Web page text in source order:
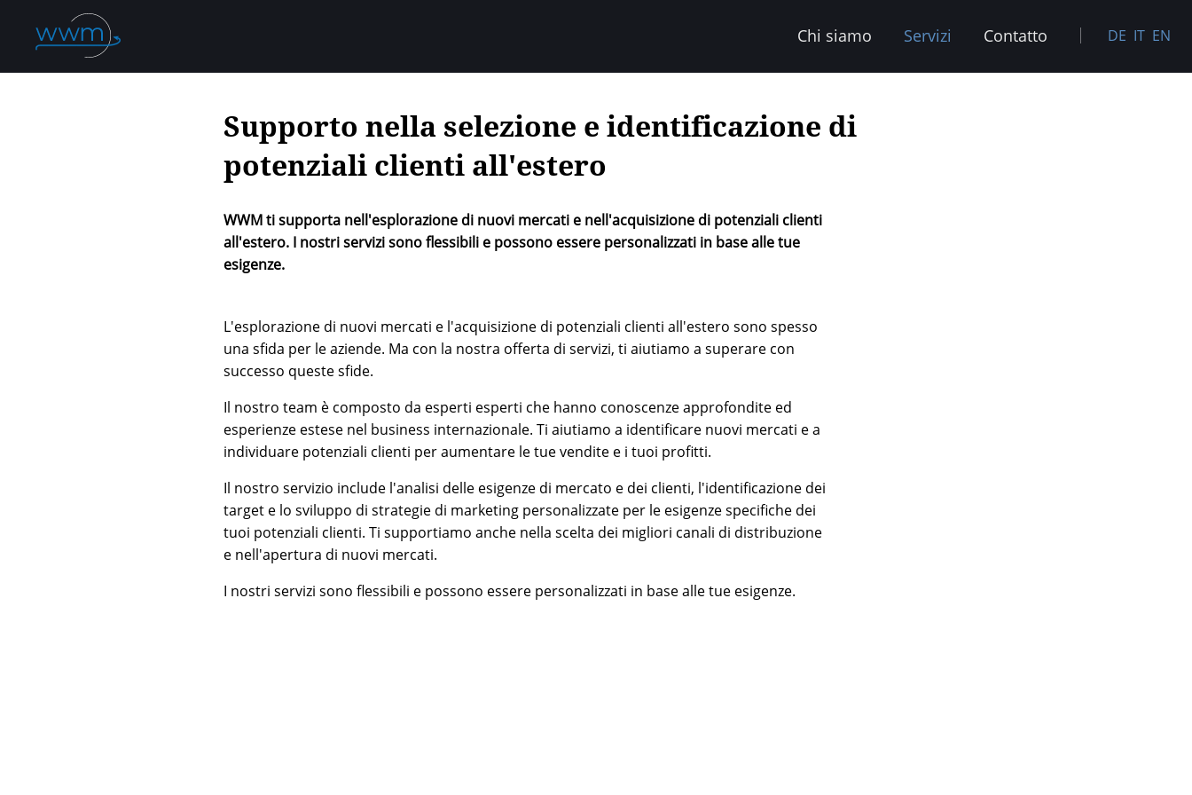
Chi siamo Servizi Contatto DE IT EN
Supporto nella selezione e identificazione di
potenziali clienti all'estero
WWM ti supporta nell'esplorazione di nuovi mercati e nell'acquisizione di potenziali clienti
all'estero. I nostri servizi sono flessibili e possono essere personalizzati in base alle tue
esigenze.
L'esplorazione di nuovi mercati e l'acquisizione di potenziali clienti all'estero sono spesso
una sfida per le aziende. Ma con la nostra offerta di servizi, ti aiutiamo a superare con
successo queste sfide.
Il nostro team è composto da esperti esperti che hanno conoscenze approfondite ed
esperienze estese nel business internazionale. Ti aiutiamo a identificare nuovi mercati e a
individuare potenziali clienti per aumentare le tue vendite e i tuoi profitti.
Il nostro servizio include l'analisi delle esigenze di mercato e dei clienti, l'identificazione dei
target e lo sviluppo di strategie di marketing personalizzate per le esigenze specifiche dei
tuoi potenziali clienti. Ti supportiamo anche nella scelta dei migliori canali di distribuzione
e nell'apertura di nuovi mercati.
I nostri servizi sono flessibili e possono essere personalizzati in base alle tue esigenze.